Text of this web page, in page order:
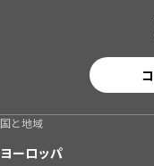
国と地域
ヨーロッパ